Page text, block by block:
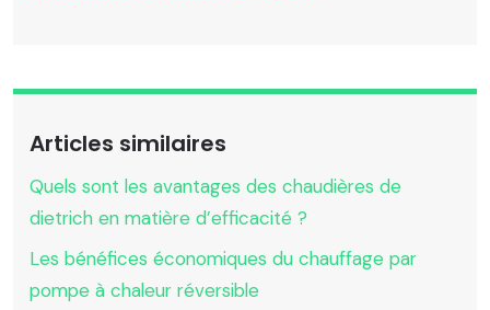
Articles similaires
Quels sont les avantages des chaudières de
dietrich en matière d’efficacité ?
Les bénéfices économiques du chauffage par
pompe à chaleur réversible